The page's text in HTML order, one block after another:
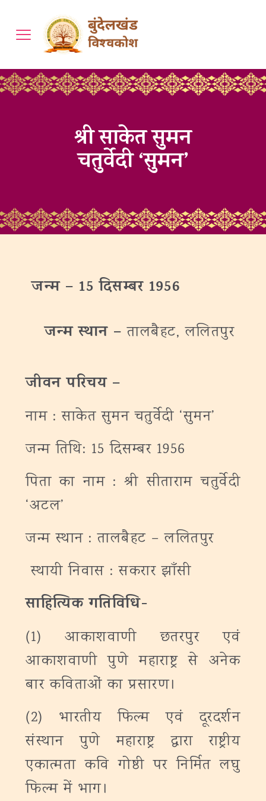
श्री साकेत सुमन
चतुर्वेदी ‘सुमन’
जन्‍म – 15 दिसम्बर 1956
जन्‍मस्थान –तालबैहट, ललितपुर
जीवन परिचय –
नाम : साकेत सुमन चतुर्वेदी ‘सुमन’
जन्म तिथि: 15 दिसम्बर 1956
पिता का नाम : श्री सीताराम चतुर्वेदी
‘अटल’
जन्म स्थान : तालबैहट – ललितपुर
स्थायी निवास : सकरार झाँसी
साहित्यिक गतिविधि-
(1) आकाशवाणी छतरपुर एवं
आकाशवाणी पुणे महाराष्ट्र से अनेक
बार कविताओं का प्रसारण।
(2) भारतीय फिल्म एवं दूरदर्शन
संस्थान पुणे महाराष्ट्र द्वारा राष्ट्रीय
एकात्मता कवि गोष्ठी पर निर्मित लघु
फिल्म में भाग।